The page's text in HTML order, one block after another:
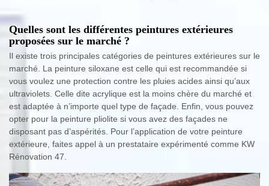
Quelles sont les différentes peintures extérieures
proposées sur le marché ?
Il existe trois principales catégories de peintures extérieures sur le
marché. La peinture siloxane est celle qui est recommandée si
vous voulez une protection contre les pluies acides ainsi qu’aux
ultraviolets. Celle dite acrylique est la moins chère du marché et
est adaptée à n’importe quel type de façade. Enfin, vous pouvez
opter pour la peinture pliolite si vous avez des façades ne
disposant pas d’aspérités. Pour l’application de votre peinture
extérieure, faites appel à un prestataire expérimenté comme KW
Rénovation 47.